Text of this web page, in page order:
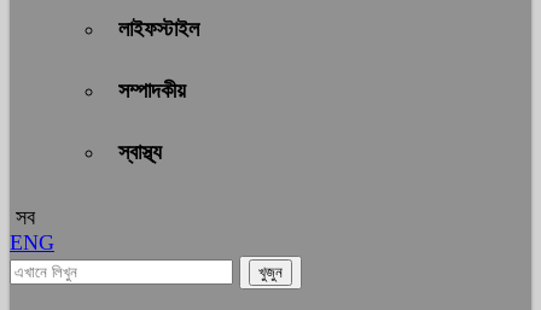
লাইফস্টাইল
সম্পাদকীয়
স্বাস্থ্য
সব
ENG